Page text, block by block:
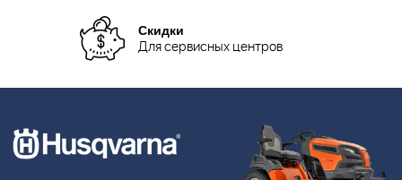
Скидки
Для сервисных центров